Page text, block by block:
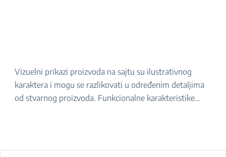
Vizuelni prikazi proizvoda na sajtu su ilustrativnog
karaktera i mogu se razlikovati u određenim detaljima
od stvarnog proizvoda. Funkcionalne karakteristike